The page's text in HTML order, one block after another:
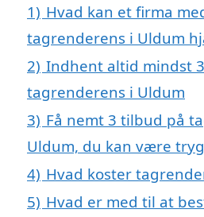
1) Hvad kan et firma
tagrenderens i Uldum
2) Indhent altid mindst
tagrenderens i Uldum
3) Få nemt 3 tilbud på
Uldum, du kan være
4) Hvad koster
5) Hvad er med til at